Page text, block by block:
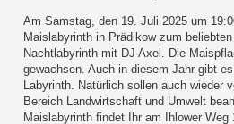
Am Samstag, den 19. Juli 2025 um
Maislabyrinth in Prädikow zum
Nachtlabyrinth mit DJ Axel. Die
gewachsen. Auch in diesem Jahr gibt
Labyrinth. Natürlich sollen auch wieder
Bereich Landwirtschaft und Umwelt
Maislabyrinth findet Ihr am Ihlower Weg